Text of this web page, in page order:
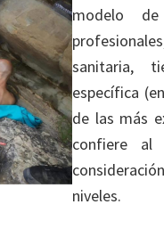
modelo
sanitaria,
específica
de las más
confiere al
niveles.